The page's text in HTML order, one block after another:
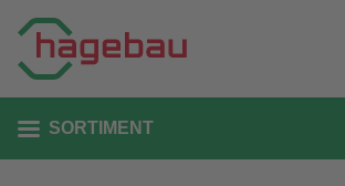
SORTIMENT